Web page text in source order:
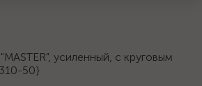
усиленный, с круговым
50}